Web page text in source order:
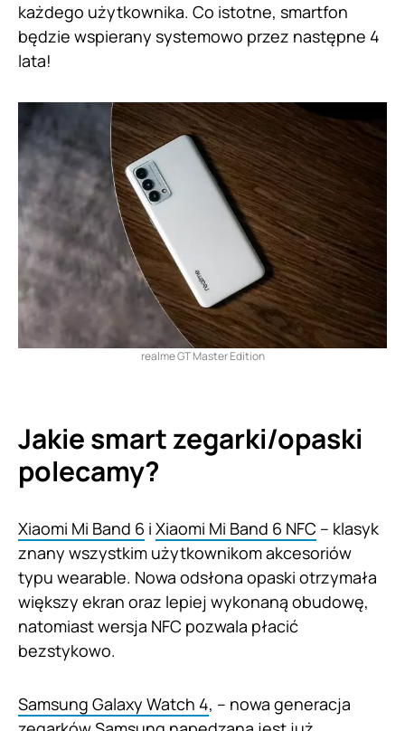
każdego użytkownika. Co istotne, smartfon
będzie wspierany systemowo przez następne 4
lata!
realme GT Master Edition
Jakie smart zegarki/opaski
polecamy?
Xiaomi Mi Band 6 i Xiaomi Mi Band 6 NFC – klasyk
znany wszystkim użytkownikom akcesoriów
typu wearable. Nowa odsłona opaski otrzymała
większy ekran oraz lepiej wykonaną obudowę,
natomiast wersja NFC pozwala płacić
bezstykowo.
Samsung Galaxy Watch 4, – nowa generacja